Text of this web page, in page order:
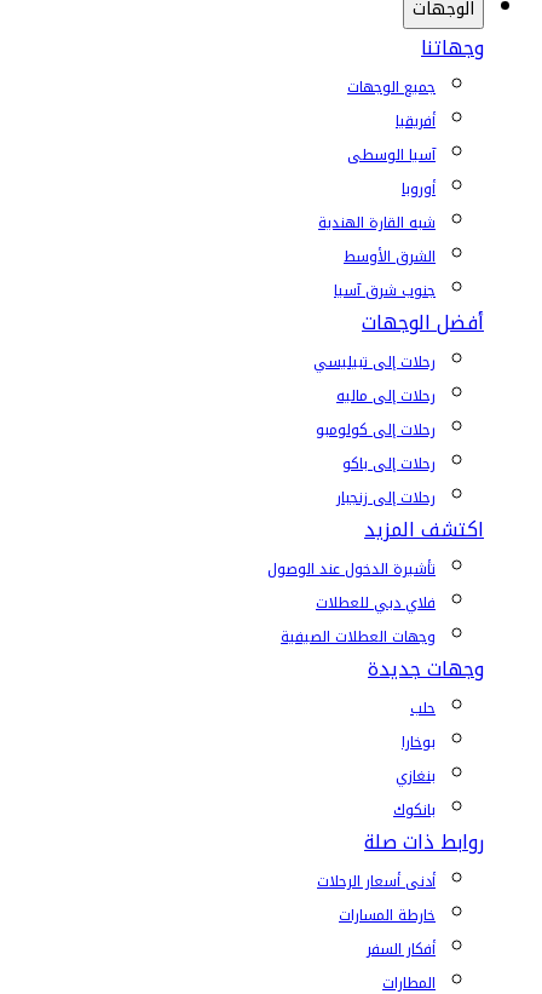
الوجهات
وجهاتنا
جميع الوجهات
أفريقيا
آسيا الوسطى
أوروبا
شبه القارة الهندية
الشرق الأوسط
جنوب شرق آسيا
أفضل الوجهات
رحلات إلى تبيليسي
رحلات إلى ماليه
رحلات إلى كولومبو
رحلات إلى باكو
رحلات إلى زنجبار
اكتشف المزيد
تأشيرة الدخول عند الوصول
فلاي دبي للعطلات
وجهات العطلات الصيفية
وجهات جديدة
حلب
بوخارا
بنغازي
بانكوك
روابط ذات صلة
أدنى أسعار الرحلات
خارطة المسارات
أفكار السفر
المطارات